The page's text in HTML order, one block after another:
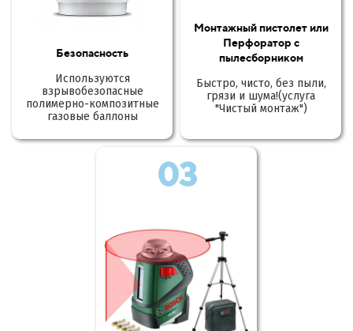
Безопасность
Используются
взрывобезопасные
полимерно-композитные
газовые баллоны
Монтажный пистолет или
Перфоратор с
пылесборником
Быстро, чисто, без пыли,
грязи и шума!(услуга
"Чистый монтаж")
03